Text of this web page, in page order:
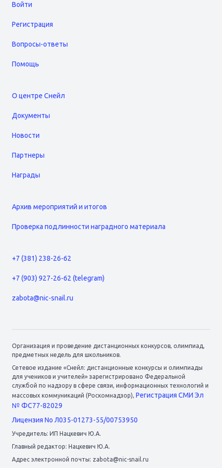
Войти
Регистрация
Вопросы-ответы
Помощь
О центре Снейл
Документы
Новости
Партнеры
Награды
Архив мероприятий и итогов
Проверка подлинности наградного материала
+7 (381) 238-26-62
+7 (903) 927-26-62 (telegram)
zabota@nic-snail.ru
Организация и проведение дистанционных конкурсов, олимпиад,
предметных недель для школьников.
Сетевое издание «Снейл: дистанционные конкурсы и олимпиады
для учеников и учителей» зарегистрировано Федеральной
службой по надзору в сфере связи, информационных технологий и
массовых коммуникаций (Роскомнадзор), Регистрация СМИ Эл
№ ФС77-82029
Лицензия No Л035-01273-55/00753950
Учредитель: ИП Нацкевич Ю.А.
Главный редактор: Нацкевич Ю.А.
Адрес электронной почты: zabota@nic-snail.ru